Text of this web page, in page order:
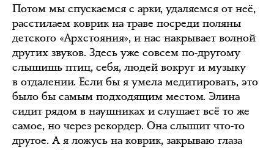
Потом мы спускаемся с арки, удаляемся от неё,
расстилаем коврик на траве посреди поляны
детского «Архстояния», и нас накрывает волной
других звуков. Здесь уже совсем по-другому
слышишь птиц, себя, людей вокруг и музыку
в отдалении. Если бы я умела медитировать, это
было бы самым подходящим местом. Элина
сидит рядом в наушниках и слушает всё то же
самое, но через рекордер. Она слышит что-то
другое. А я ложусь на коврик, закрываю глаза